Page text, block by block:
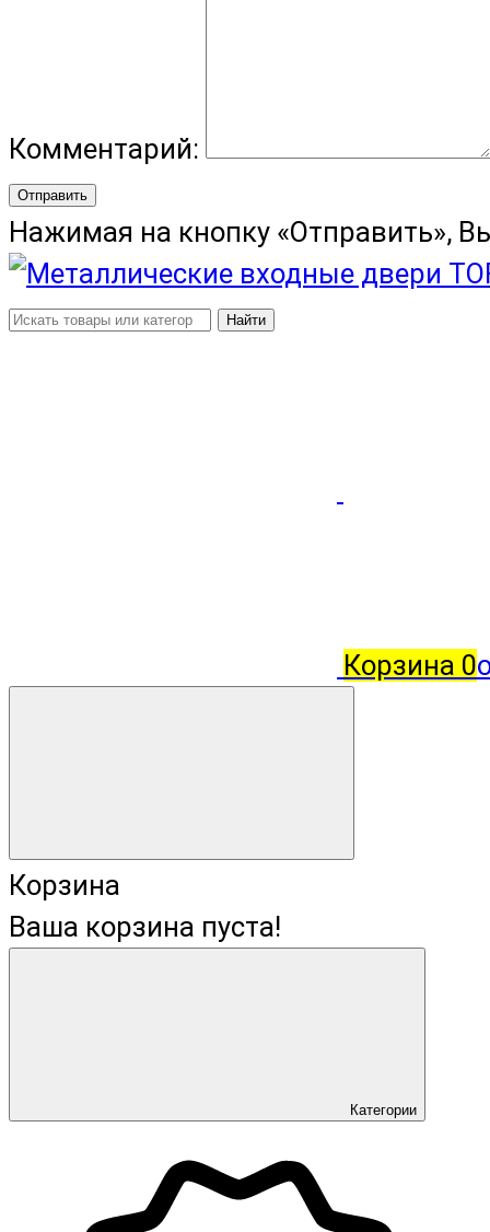
Комментарий:
Отправить
Нажимая на кнопку «Отправить»,
Найти
Корзина 0
Корзина
Ваша корзина пуста!
Категории